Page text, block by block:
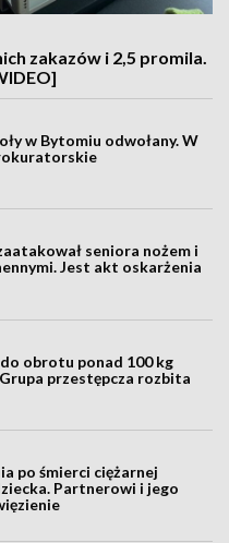
zakazów i 2,5 promila.
w Bytomiu odwołany. W
seniora nożem i
Jest akt oskarżenia
obrotu ponad 100 kg
przestępcza rozbita
po śmierci ciężarnej
Partnerowi i jego